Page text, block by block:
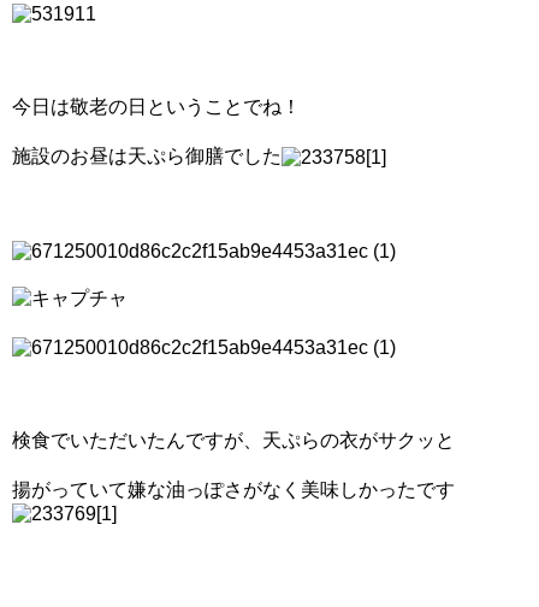
今日は敬老の日ということでね！
施設のお昼は天ぷら御膳でした
検食でいただいたんですが、天ぷらの衣がサクッと
揚がっていて嫌な油っぽさがなく美味しかったです